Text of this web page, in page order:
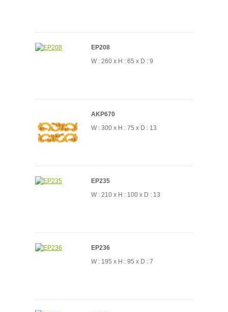
EP208
W : 260 x H : 65 x D : 9
AKP670
W : 300 x H : 75 x D : 13
EP235
W : 210 x H : 100 x D : 13
EP236
W : 195 x H : 95 x D : 7